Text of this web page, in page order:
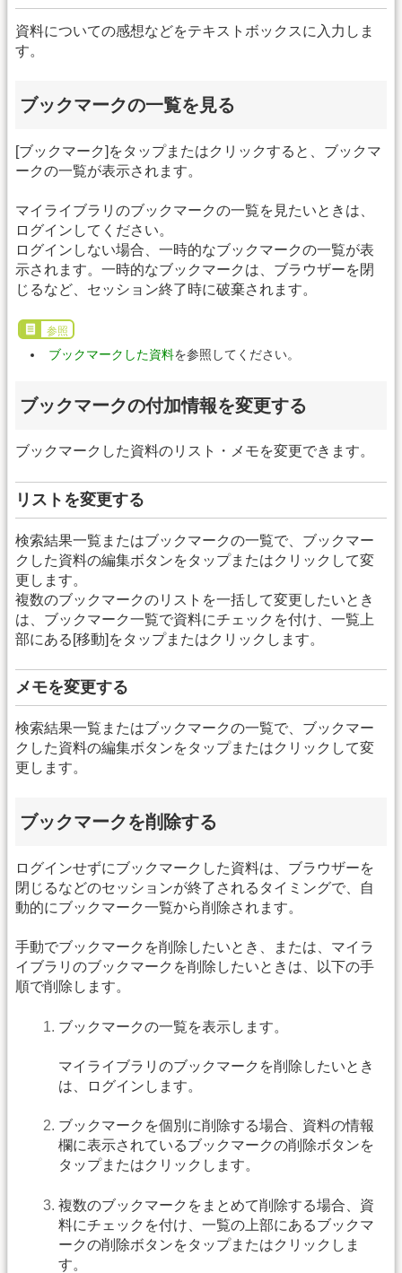
資料についての感想などをテキストボックスに入力しま
す。
ブックマークの一覧を見る
[ブックマーク]をタップまたはクリックすると、ブックマ
ークの一覧が表示されます。
マイライブラリのブックマークの一覧を見たいときは、
ログインしてください。
ログインしない場合、一時的なブックマークの一覧が表
示されます。一時的なブックマークは、ブラウザーを閉
じるなど、セッション終了時に破棄されます。
参照
ブックマークした資料を参照してください。
ブックマークの付加情報を変更する
ブックマークした資料のリスト・メモを変更できます。
リストを変更する
検索結果一覧またはブックマークの一覧で、ブックマー
クした資料の編集ボタンをタップまたはクリックして変
更します。
複数のブックマークのリストを一括して変更したいとき
は、ブックマーク一覧で資料にチェックを付け、一覧上
部にある[移動]をタップまたはクリックします。
メモを変更する
検索結果一覧またはブックマークの一覧で、ブックマー
クした資料の編集ボタンをタップまたはクリックして変
更します。
ブックマークを削除する
ログインせずにブックマークした資料は、ブラウザーを
閉じるなどのセッションが終了されるタイミングで、自
動的にブックマーク一覧から削除されます。
手動でブックマークを削除したいとき、または、マイラ
イブラリのブックマークを削除したいときは、以下の手
順で削除します。
ブックマークの一覧を表示します。
マイライブラリのブックマークを削除したいとき
は、ログインします。
ブックマークを個別に削除する場合、資料の情報
欄に表示されているブックマークの削除ボタンを
タップまたはクリックします。
複数のブックマークをまとめて削除する場合、資
料にチェックを付け、一覧の上部にあるブックマ
ークの削除ボタンをタップまたはクリックしま
す。